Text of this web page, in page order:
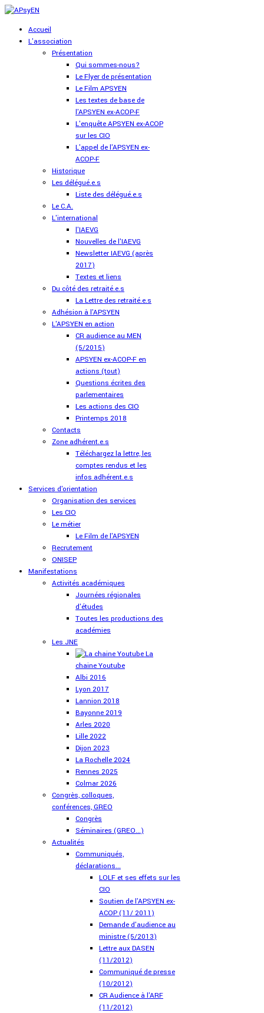
Accueil
L'association
Présentation
Qui sommes-nous?
Le Flyer de présentation
Le Film APSYEN
Les textes de base de
l'APSYEN ex-ACOP-F
L'enquête APSYEN ex-ACOP
sur les CIO
L'appel de l'APSYEN ex-
ACOP-F
Historique
Les délégué.e.s
Liste des délégué.e.s
Le C.A.
L'international
l'IAEVG
Nouvelles de l'IAEVG
Newsletter IAEVG (après
2017)
Textes et liens
Du côté des retraité.e.s
La Lettre des retraité.e.s
Adhésion à l'APSYEN
L'APSYEN en action
CR audience au MEN
(5/2015)
APSYEN ex-ACOP-F en
actions (tout)
Questions écrites des
parlementaires
Les actions des CIO
Printemps 2018
Contacts
Zone adhérent.e.s
Téléchargez la lettre, les
comptes rendus et les
infos adhérent.e.s
Services d'orientation
Organisation des services
Les CIO
Le métier
Le Film de l'APSYEN
Recrutement
ONISEP
Manifestations
Activités académiques
Journées régionales
d'études
Toutes les productions des
académies
Les JNE
La
chaine Youtube
Albi 2016
Lyon 2017
Lannion 2018
Bayonne 2019
Arles 2020
Lille 2022
Dijon 2023
La Rochelle 2024
Rennes 2025
Colmar 2026
Congrès, colloques,
conférences, GREO
Congrès
Séminaires (GREO...)
Actualités
Communiqués,
déclarations...
LOLF et ses effets sur les
CIO
Soutien de l'APSYEN ex-
ACOP (11/ 2011)
Demande d'audience au
ministre (5/2013)
Lettre aux DASEN
(11/2012)
Communiqué de presse
(10/2012)
CR Audience à l'ARF
(11/2012)